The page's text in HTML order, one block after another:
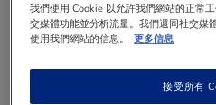
我們使用 Cookie 以允許我們網站的正常
交媒體功能並分析流量。我們還同社交媒
使用我們網站的信息。
更多信息
接受所有